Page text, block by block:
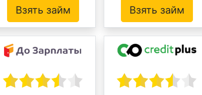
Взять займ Взять займ